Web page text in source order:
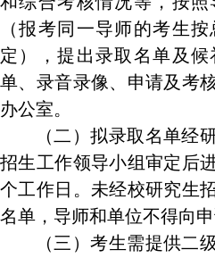
（报考同一导师的考生
定），提出录取名单及
单、录音录像、申请及考
办公室。
（二）拟录取名单经
招生工作领导小组审定后
个工作日。未经校研究生
名单，导师和单位不得向申
（三）考生需提供二